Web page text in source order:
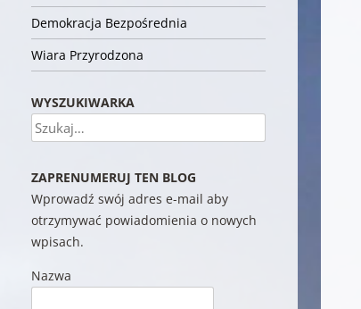
Demokracja Bezpośrednia
Wiara Przyrodzona
WYSZUKIWARKA
Szukaj
ZAPRENUMERUJ TEN BLOG
Wprowadź swój adres e-mail aby
otrzymywać powiadomienia o nowych
wpisach.
Nazwa